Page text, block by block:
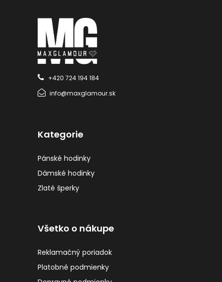
+420 724 194 184
info@maxglamour.sk
Kategorie
Pánské hodinky
Dámské hodinky
Zlaté šperky
Všetko o nákupe
Reklamačný poriadok
Platobné podmienky